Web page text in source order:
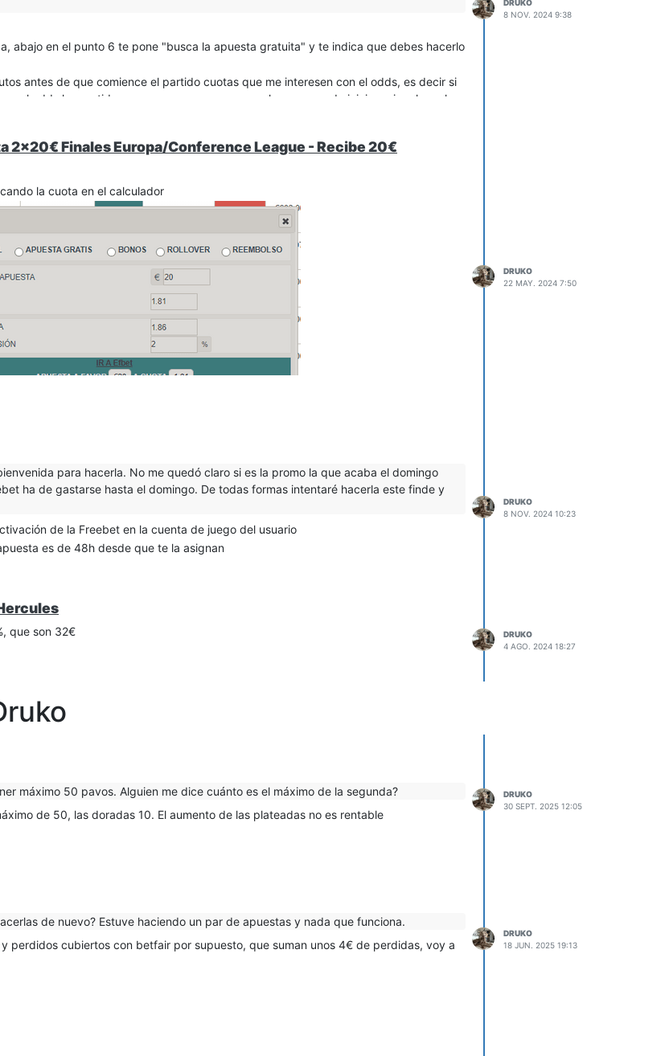
que verificar algo
abajo en el punto 6 te pone "busca la apuesta gratuita" y te indica que debes hacerlo
antes de que comience el partido cuotas que me interesen con el odds, es decir si
el odds los partidos que van a comenzar a esa hora y cuando inician miro el que ha
mucha liquidez bloqueada en betfair)
DRUKO
8 NOV. 2024 9:38
2x20€ Finales Europa/Conference League - Recibe 20€
la cuota en el calculador
DRUKO
22 MAY. 2024 7:50
para hacerla. No me quedó claro si es la promo la que acaba el domingo
ha de gastarse hasta el domingo. De todas formas intentaré hacerla este finde y
de la Freebet en la cuenta de juego del usuario
es de 48h desde que te la asignan
DRUKO
8 NOV. 2024 10:23
que son 32€
DRUKO
4 AGO. 2024 18:27
máximo 50 pavos. Alguien me dice cuánto es el máximo de la segunda?
de 50, las doradas 10. El aumento de las plateadas no es rentable
DRUKO
30 SEPT. 2025 12:05
de nuevo? Estuve haciendo un par de apuestas y nada que funciona.
perdidos cubiertos con betfair por supuesto, que suman unos 4€ de perdidas, voy a
DRUKO
18 JUN. 2025 19:13